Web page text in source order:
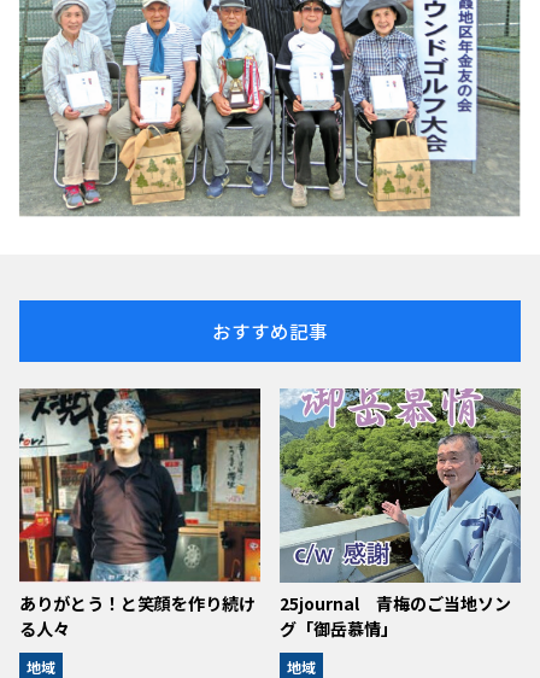
おすすめ記事
ありがとう！と笑顔を作り続け
る人々
地域
25journal 青梅のご当地ソン
グ「御岳慕情」
地域